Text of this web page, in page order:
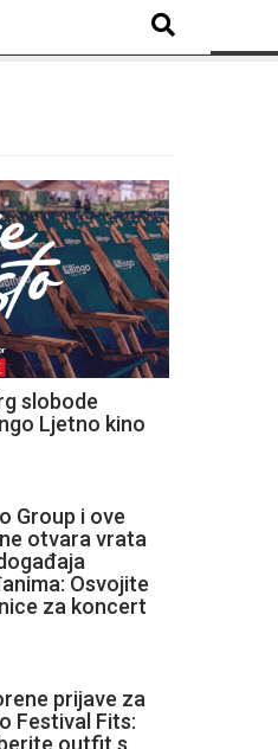
slobode
Ljetno kino
Group i ove
otvara vrata
Osvojite
za koncert
prijave za
Festival Fits: